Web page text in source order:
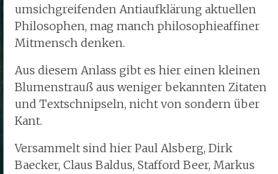
umsichgreifenden Antiaufklärung aktuellen
Philosophen, mag manch philosophieaffiner
Mitmensch denken.
Aus diesem Anlass gibt es hier einen kleinen
Blumenstrauß aus weniger bekannten Zitaten
und Textschnipseln, nicht von sondern über
Kant.
Versammelt sind hier Paul Alsberg, Dirk
Baecker, Claus Baldus, Stafford Beer, Markus